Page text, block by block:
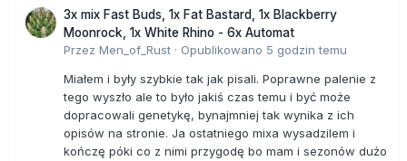
3x mix Fast Buds, 1x Fat Bastard, 1x Blackberry
Moonrock, 1x White Rhino - 6x Automat
Przez Men_of_Rust · Opublikowano 5 godzin temu
Miałem i były szybkie tak jak pisali. Poprawne palenie z
tego wyszło ale to było jakiś czas temu i być może
dopracowali genetykę, bynajmniej tak wynika z ich
opisów na stronie. Ja ostatniego mixa wysadzilem i
kończę póki co z nimi przygodę bo mam i sezonów dużo